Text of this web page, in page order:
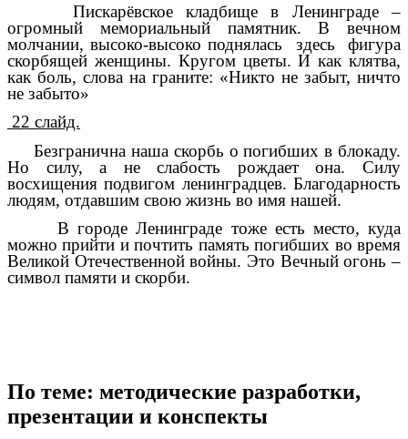
Пискарёвское кладбище в Ленинграде –
огромный мемориальный памятник. В вечном
молчании, высоко-высоко поднялась здесь фигура
скорбящей женщины. Кругом цветы. И как клятва,
как боль, слова на граните: «Никто не забыт, ничто
не забыто»
22 слайд.
Безгранична наша скорбь о погибших в блокаду.
Но силу, а не слабость рождает она. Силу
восхищения подвигом ленинградцев. Благодарность
людям, отдавшим свою жизнь во имя нашей.
В городе Ленинграде тоже есть место, куда
можно прийти и почтить память погибших во время
Великой Отечественной войны. Это Вечный огонь –
символ памяти и скорби.
По теме: методические разработки,
презентации и конспекты